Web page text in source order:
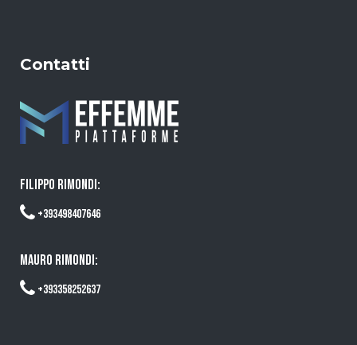
Contatti
FILIPPO RIMONDI:
+393498407646
MAURO RIMONDI:
+393358252637